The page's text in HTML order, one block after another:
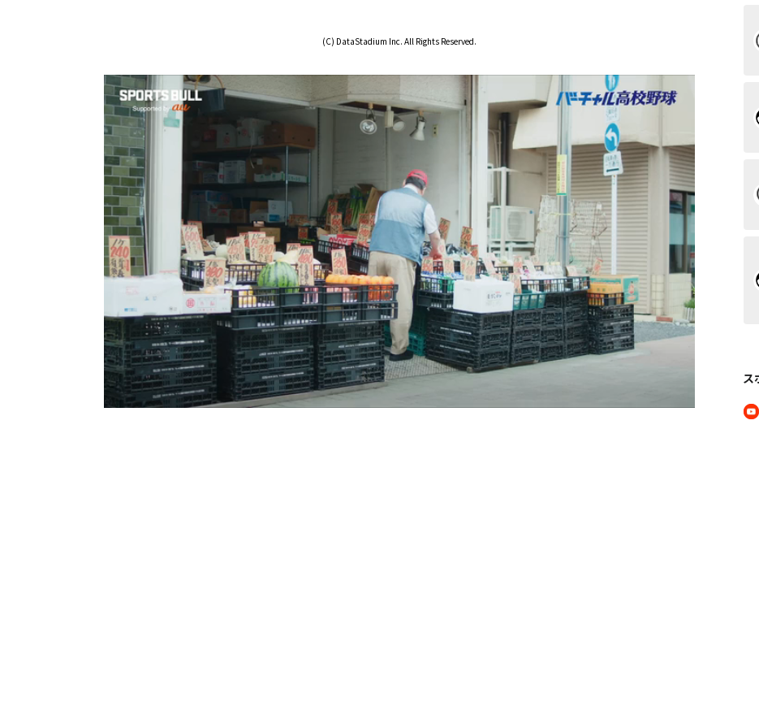
(C) DataStadium Inc. All Rights Reserved.
ス